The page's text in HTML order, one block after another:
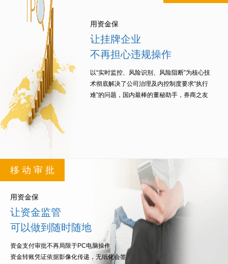
用资金保
让挂牌企业
不再担心违规操作
以“实时监控、风险识别、风险阻断”为核心技
术彻底解决了公司治理及内控制度要求“执行
难”的问题，国内最棒的董秘助手，券商之友
移 动 审 批
用资金保
让资金监管
可以做到随时随地
资金支付审批不再局限于PC电脑操作
资金转账凭证依据影像化传递，无纸化会签